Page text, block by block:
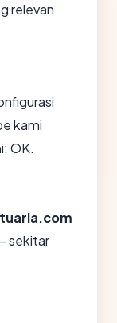
relevan
kami
OK.
sekitar